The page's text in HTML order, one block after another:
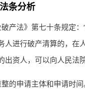
条分析
破产法》第七十条规定
人进行破产清算的，在
出资人，可以向人民法
的申请主体和申请时